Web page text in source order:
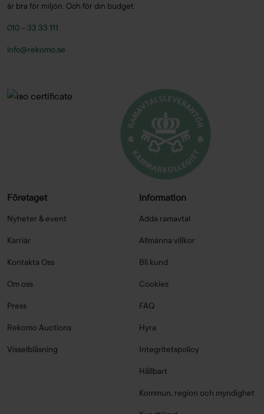
är bra för miljön. Och för din budget.
010 – 33 33 111
info@rekomo.se
Företaget
Nyheter & event
Karriär
Kontakta Oss
Om oss
Press
Rekomo Auctions
Visselblåsning
Information
Adda ramavtal
Allmänna villkor
Bli kund
Cookies
FAQ
Hyra
Integritetspolicy
Hållbart
Kommun, region och myndighet